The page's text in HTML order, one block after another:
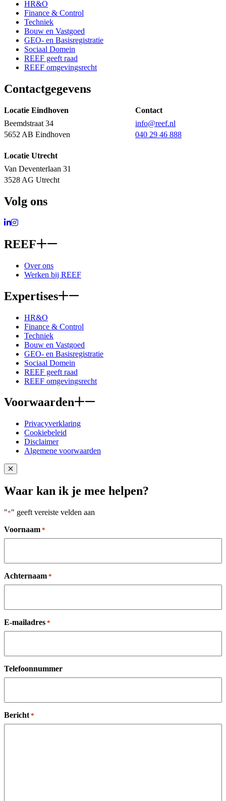
HR&O
Finance & Control
Techniek
Bouw en Vastgoed
GEO- en Basisregistratie
Sociaal Domein
REEF geeft raad
REEF omgevingsrecht
Contactgegevens
Locatie Eindhoven
Contact
Beemdstraat 34
info@reef.nl
5652 AB Eindhoven
040 29 46 888
Locatie Utrecht
Van Deventerlaan 31
3528 AG Utrecht
Volg ons
Ga naar LinkedIn
Ga naar Instagram
REEF
Over ons
Werken bij REEF
Expertises
HR&O
Finance & Control
Techniek
Bouw en Vastgoed
GEO- en Basisregistratie
Sociaal Domein
REEF geeft raad
REEF omgevingsrecht
Voorwaarden
Privacyverklaring
Cookiebeleid
Disclaimer
Algemene voorwaarden
Close popup
Waar kan ik je mee helpen?
"*" geeft vereiste velden aan
Voornaam *
Achternaam *
E-mailadres *
Telefoonnummer
Bericht *